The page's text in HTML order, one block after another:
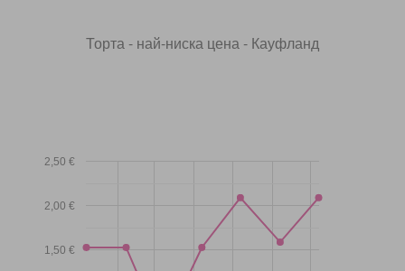
Торта - най-ниска цена - Кауфланд
1,50 €
2,00 €
2,50 €